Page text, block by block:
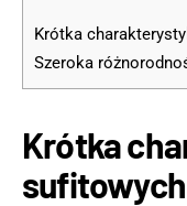
Krótka
Szeroka
Krótka